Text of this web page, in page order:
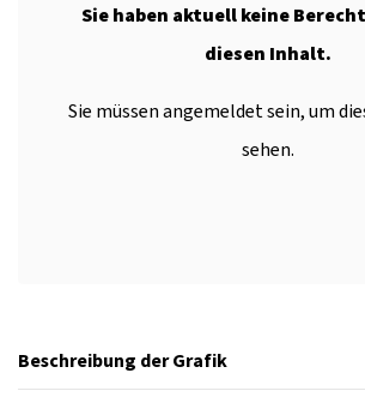
Sie haben aktuell keine
diesen Inhalt.
Sie müssen angemeldet sein, um
sehen.
Beschreibung der Grafik